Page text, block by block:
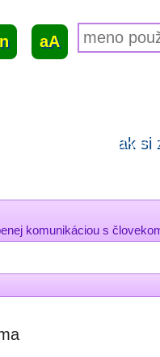
aA
ak si
komunikáciou s